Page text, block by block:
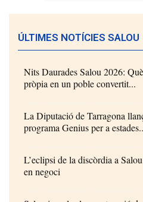
ÚLTIMES NOTÍCIES SALOU
Nits Daurades Salou 2026:
pròpia en un poble convertit...
La Diputació de Tarragona
programa Genius per a
L’eclipsi de la discòrdia a
en negoci